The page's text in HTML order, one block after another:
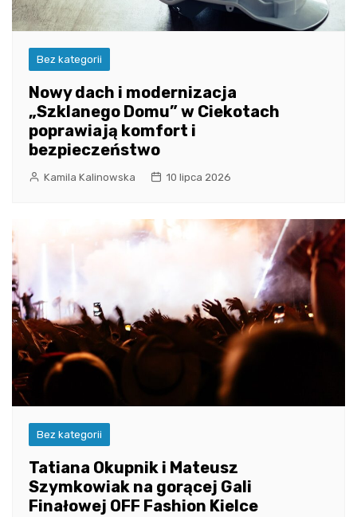
Bez kategorii
Nowy dach i modernizacja
„Szklanego Domu” w Ciekotach
poprawiają komfort i
bezpieczeństwo
Kamila Kalinowska 10 lipca 2026
Bez kategorii
Tatiana Okupnik i Mateusz
Szymkowiak na gorącej Gali
Finałowej OFF Fashion Kielce